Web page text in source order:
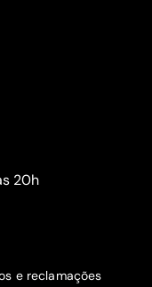
20h
e reclamações